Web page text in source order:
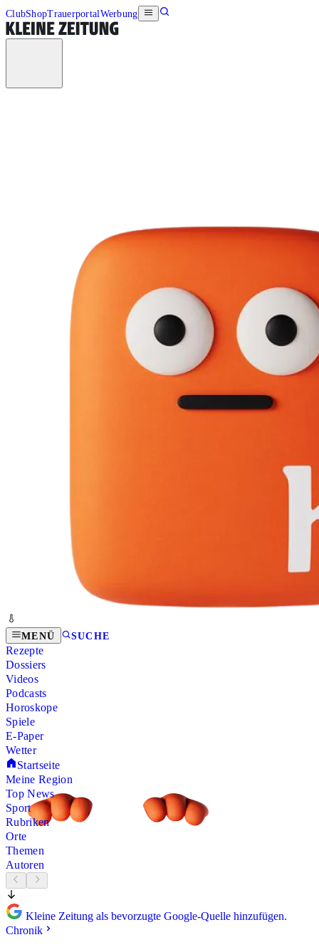
ClubShopTrauerportalWerbung
MENÜ SUCHE
Rezepte
Dossiers
Videos
Podcasts
Horoskope
Spiele
E-Paper
Wetter
Startseite
Meine Region
Top News
Sport
Rubriken
Orte
Themen
Autoren
Kleine Zeitung als bevorzugte Google-Quelle hinzufügen.
Chronik